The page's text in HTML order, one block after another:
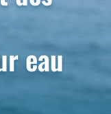
eau